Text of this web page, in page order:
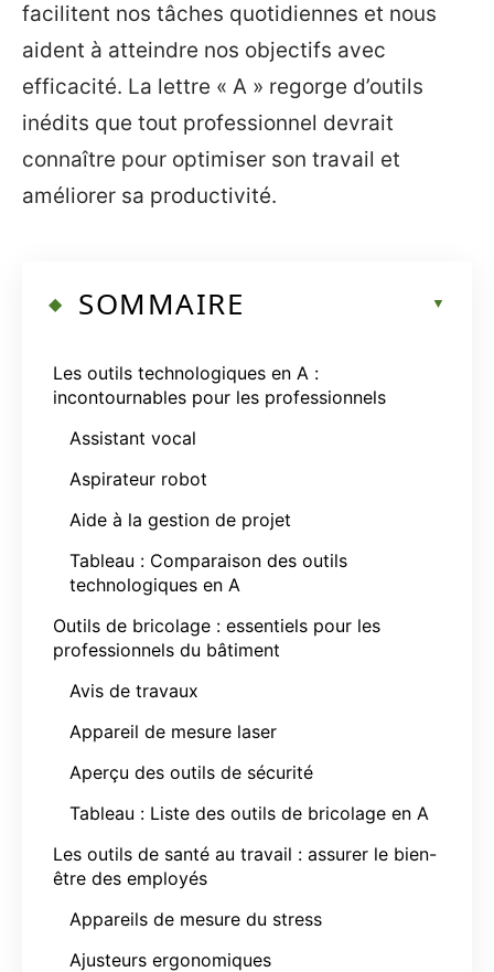
facilitent nos tâches quotidiennes et nous
aident à atteindre nos objectifs avec
efficacité. La lettre « A » regorge d’outils
inédits que tout professionnel devrait
connaître pour optimiser son travail et
améliorer sa productivité.
SOMMAIRE
Les outils technologiques en A :
incontournables pour les professionnels
Assistant vocal
Aspirateur robot
Aide à la gestion de projet
Tableau : Comparaison des outils
technologiques en A
Outils de bricolage : essentiels pour les
professionnels du bâtiment
Avis de travaux
Appareil de mesure laser
Aperçu des outils de sécurité
Tableau : Liste des outils de bricolage en A
Les outils de santé au travail : assurer le bien-
être des employés
Appareils de mesure du stress
Ajusteurs ergonomiques